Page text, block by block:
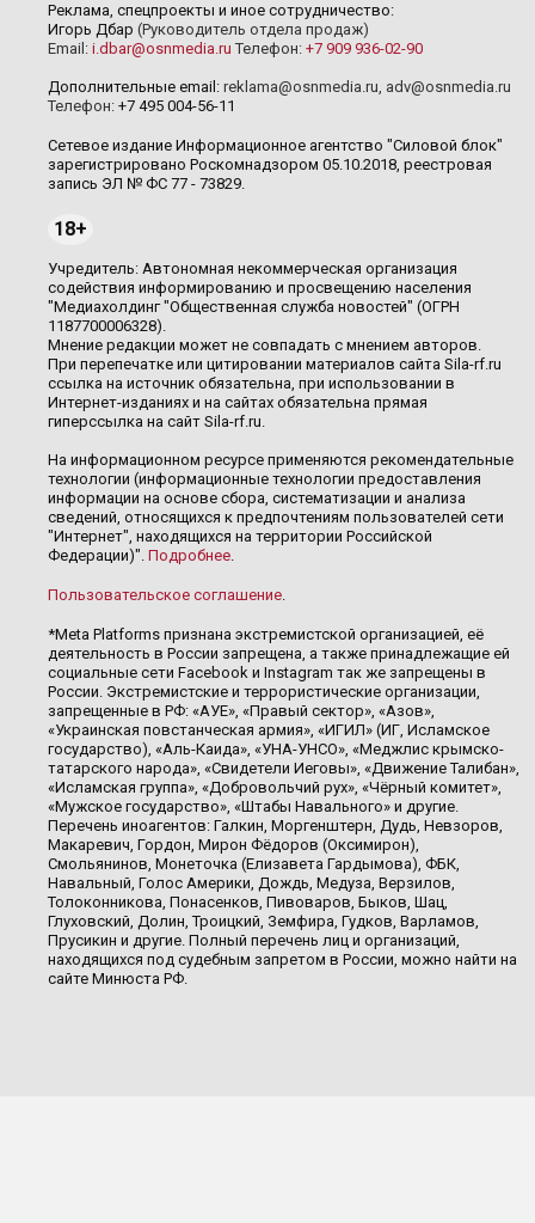
Реклама, спецпроекты и иное сотрудничество:
Игорь Дбар (Руководитель отдела продаж)
Email: i.dbar@osnmedia.ru Телефон: +7 909 936-02-90
Дополнительные email: reklama@osnmedia.ru, adv@osnmedia.ru
Телефон: +7 495 004-56-11
Сетевое издание Информационное агентство "Силовой блок"
зарегистрировано Роскомнадзором 05.10.2018, реестровая
запись ЭЛ № ФС 77 - 73829.
18+
Учредитель: Автономная некоммерческая организация
содействия информированию и просвещению населения
"Медиахолдинг "Общественная служба новостей" (ОГРН
1187700006328).
Мнение редакции может не совпадать с мнением авторов.
При перепечатке или цитировании материалов сайта Sila-rf.ru
ссылка на источник обязательна, при использовании в
Интернет-изданиях и на сайтах обязательна прямая
гиперссылка на сайт Sila-rf.ru.
На информационном ресурсе применяются рекомендательные
технологии (информационные технологии предоставления
информации на основе сбора, систематизации и анализа
сведений, относящихся к предпочтениям пользователей сети
"Интернет", находящихся на территории Российской
Федерации)". Подробнее.
Пользовательское соглашение.
*Meta Platforms признана экстремистской организацией, её
деятельность в России запрещена, а также принадлежащие ей
социальные сети Facebook и Instagram так же запрещены в
России. Экстремистские и террористические организации,
запрещенные в РФ: «АУЕ», «Правый сектор», «Азов»,
«Украинская повстанческая армия», «ИГИЛ» (ИГ, Исламское
государство), «Аль-Каида», «УНА-УНСО», «Меджлис крымско-
татарского народа», «Свидетели Иеговы», «Движение Талибан»,
«Исламская группа», «Добровольчий рух», «Чёрный комитет»,
«Мужское государство», «Штабы Навального» и другие.
Перечень иноагентов: Галкин, Моргенштерн, Дудь, Невзоров,
Макаревич, Гордон, Мирон Фёдоров (Оксимирон),
Смольянинов, Монеточка (Елизавета Гардымова), ФБК,
Навальный, Голос Америки, Дождь, Медуза, Верзилов,
Толоконникова, Понасенков, Пивоваров, Быков, Шац,
Глуховский, Долин, Троицкий, Земфира, Гудков, Варламов,
Прусикин и другие. Полный перечень лиц и организаций,
находящихся под судебным запретом в России, можно найти на
сайте Минюста РФ.